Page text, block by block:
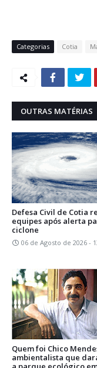
Categorias Cotia
OUTRAS MATÉRIAS
Defesa Civil de Cotia
equipes após alerta
ciclone
06 de Agosto de 2026 -
Quem foi Chico
ambientalista que